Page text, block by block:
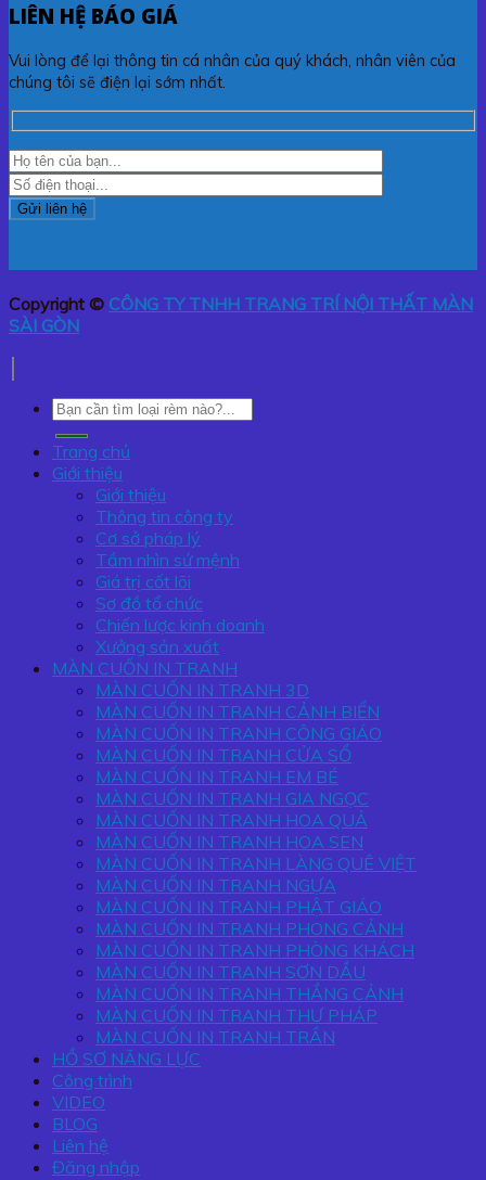
LIÊN HỆ BÁO GIÁ
Vui lòng để lại thông tin cá nhân của quý khách, nhân viên của
chúng tôi sẽ điện lại sớm nhất.
Copyright © CÔNG TY TNHH TRANG TRÍ NỘI THẤT MÀN
SÀI GÒN
Tìm
kiếm:
Trang chủ
Giới thiệu
Giới thiệu
Thông tin công ty
Cơ sở pháp lý
Tầm nhìn sứ mệnh
Giá trị cốt lõi
Sơ đồ tổ chức
Chiến lược kinh doanh
Xưởng sản xuất
MÀN CUỐN IN TRANH
MÀN CUỐN IN TRANH 3D
MÀN CUỐN IN TRANH CẢNH BIỂN
MÀN CUỐN IN TRANH CÔNG GIÁO
MÀN CUỐN IN TRANH CỬA SỔ
MÀN CUỐN IN TRANH EM BÉ
MÀN CUỐN IN TRANH GIA NGỌC
MÀN CUỐN IN TRANH HOA QUẢ
MÀN CUỐN IN TRANH HOA SEN
MÀN CUỐN IN TRANH LÀNG QUÊ VIỆT
MÀN CUỐN IN TRANH NGỰA
MÀN CUỐN IN TRANH PHẬT GIÁO
MÀN CUỐN IN TRANH PHONG CẢNH
MÀN CUỐN IN TRANH PHÒNG KHÁCH
MÀN CUỐN IN TRANH SƠN DẦU
MÀN CUỐN IN TRANH THẮNG CẢNH
MÀN CUỐN IN TRANH THƯ PHÁP
MÀN CUỐN IN TRANH TRẦN
HỒ SƠ NĂNG LỰC
Công trình
VIDEO
BLOG
Liên hệ
Đăng nhập